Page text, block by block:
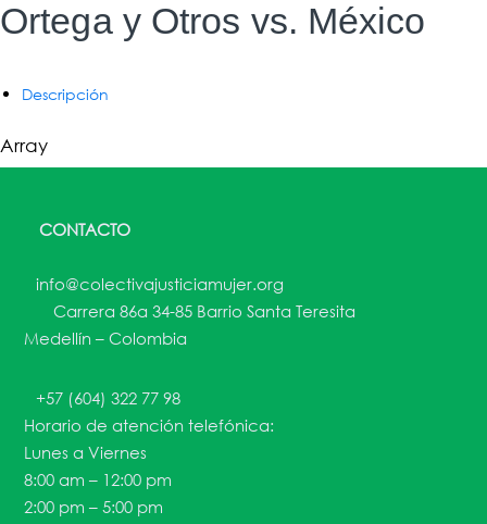
Ortega y Otros vs. México
Descripción
Array
CONTACTO
info@colectivajusticiamujer.org
Carrera 86a 34-85 Barrio Santa Teresita
Medellín – Colombia
+57 (604) 322 77 98
Horario de atención telefónica:
Lunes a Viernes
8:00 am – 12:00 pm
2:00 pm – 5:00 pm